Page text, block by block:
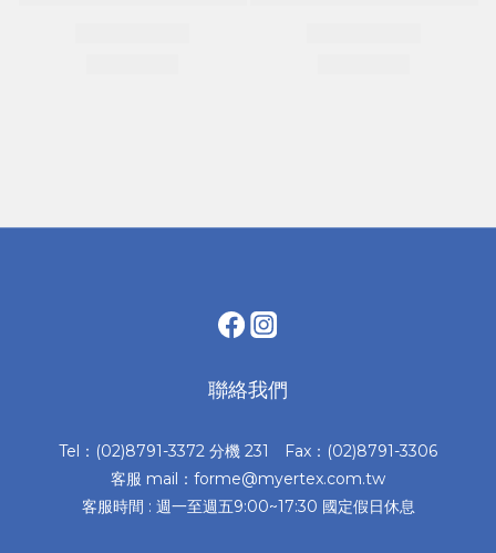
聯絡我們
Tel：(02)8791-3372 分機 231 Fax：(02)8791-3306
客服 mail：forme@myertex.com.tw
客服時間 : 週一至週五9:00~17:30 國定假日休息